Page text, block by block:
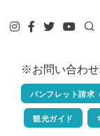
観て
遊んで
食べて
※お問い合わせ
パンフレット請求
観光ガイド